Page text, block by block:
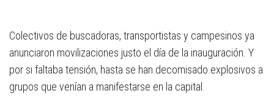
Colectivos de buscadoras, transportistas y campesinos ya
anunciaron movilizaciones justo el día de la inauguración. Y
por si faltaba tensión, hasta se han decomisado explosivos a
grupos que venían a manifestarse en la capital.